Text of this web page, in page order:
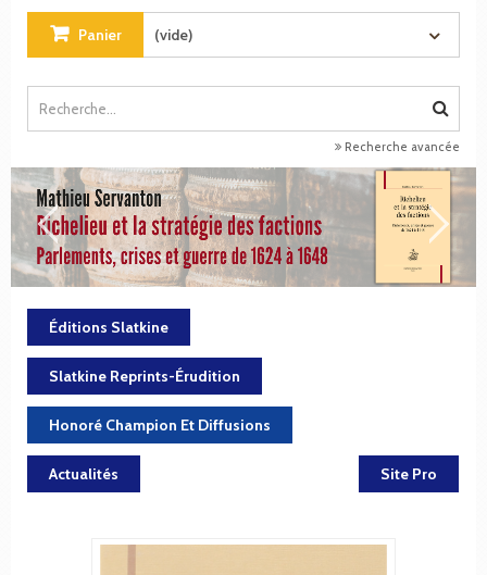
Panier (vide)
Recherche avancée
Éditions Slatkine
Slatkine Reprints-Érudition
Honoré Champion Et Diffusions
Actualités Site Pro